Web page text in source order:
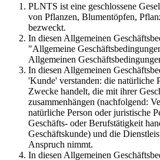
PLNTS ist eine geschlossene
von Pflanzen, Blumentöpfen,
bezweckt.
In diesen Allgemeinen
"Allgemeine
Allgemeinen
In diesen Allgemeinen
'Kunde' verstanden: die natürliche
Zwecke handelt, die mit ihrer
zusammenhängen (nachfolgend:
natürliche Person oder juristische
Geschäfts- oder Berufstätigkeit
Geschäftskunde) und die
Anspruch nimmt.
In diesen Allgemeinen